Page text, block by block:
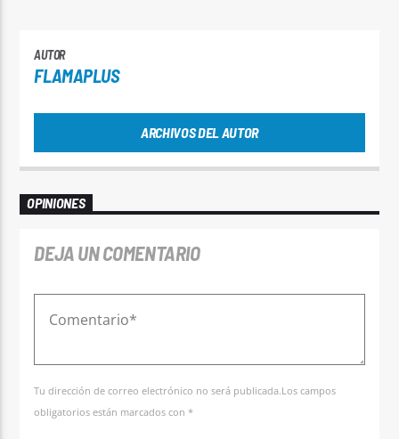
AUTOR
FLAMAPLUS
ARCHIVOS DEL AUTOR
OPINIONES
DEJA UN COMENTARIO
Tu dirección de correo electrónico no será publicada.Los campos
obligatorios están marcados con *